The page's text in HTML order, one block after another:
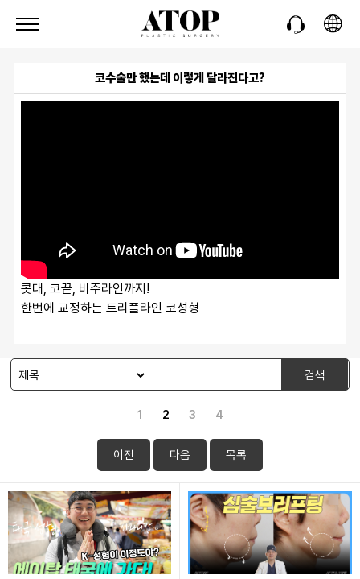
코수술만 했는데 이렇게 달라진다고?
콧대, 코끝, 비주라인까지!
한번에 교정하는 트리플라인 코성형
검색
1 2 3 4
이전 다음 목록